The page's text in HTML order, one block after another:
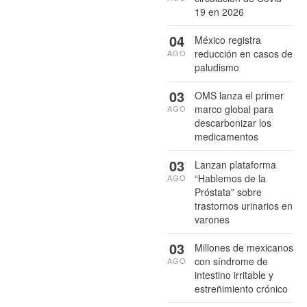
19 en 2026
México registra
reducción en casos de
paludismo
04
AGO
OMS lanza el primer
marco global para
descarbonizar los
medicamentos
03
AGO
Lanzan plataforma
“Hablemos de la
Próstata” sobre
trastornos urinarios en
varones
03
AGO
Millones de mexicanos
con síndrome de
intestino irritable y
estreñimiento crónico
03
AGO